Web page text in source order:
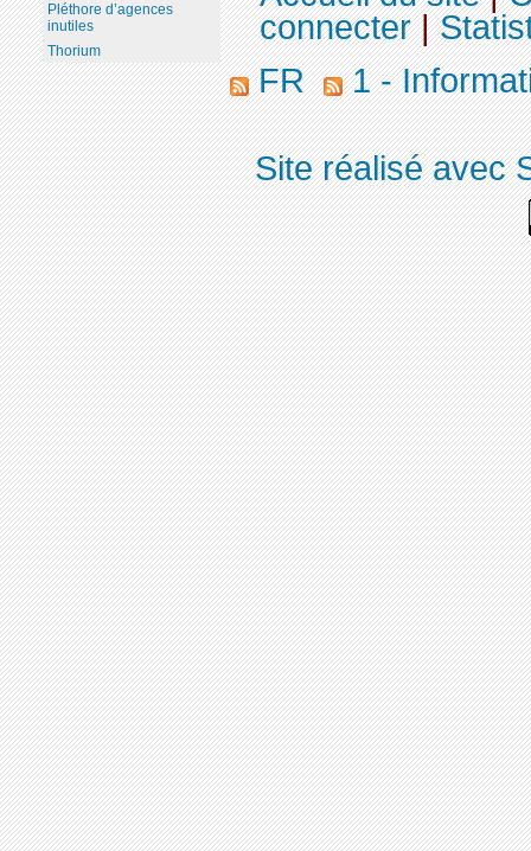
Pléthore d’agences
inutiles
Thorium
connecter|
FR
1 -
Site réalisé avec